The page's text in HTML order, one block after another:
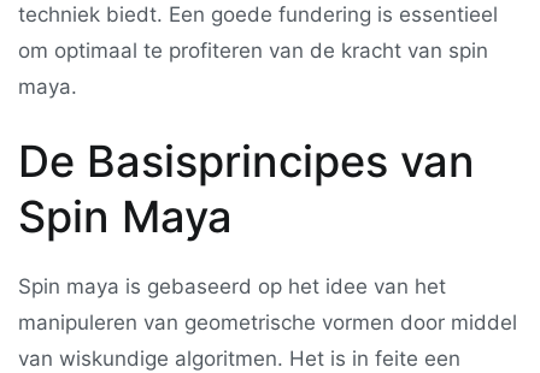
techniek biedt. Een goede fundering is essentieel
om optimaal te profiteren van de kracht van spin
maya.
De Basisprincipes van
Spin Maya
Spin maya is gebaseerd op het idee van het
manipuleren van geometrische vormen door middel
van wiskundige algoritmen. Het is in feite een